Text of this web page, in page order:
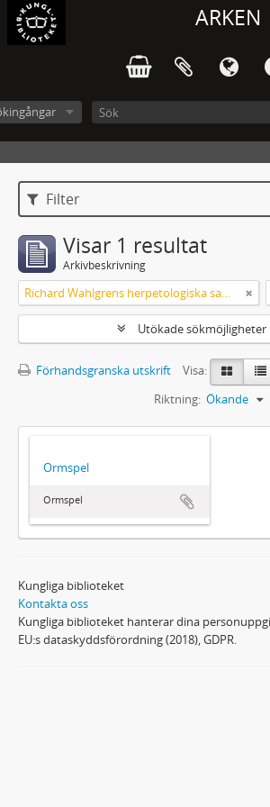
ARKEN
Filter
Visar 1 resultat
Arkivbeskrivning
Richard Wahlgrens herpetologiska samling
Utökade sökmöjligheter
Förhandsgranska utskrift
Visa:
Riktning: Ökande
Ormspel
Ormspel
Kungliga biblioteket
Kontakta oss
Kungliga biblioteket hanterar dina
EU:s dataskyddsförordning (2018), GDPR.